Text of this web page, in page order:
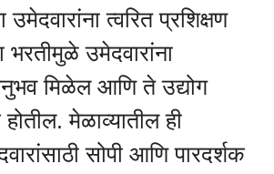
त्वरित प्रशिक्षण
उमेदवारांना
मिळेल आणि ते उद्योग
मेळाव्यातील ही
सोपी आणि पारदर्शक